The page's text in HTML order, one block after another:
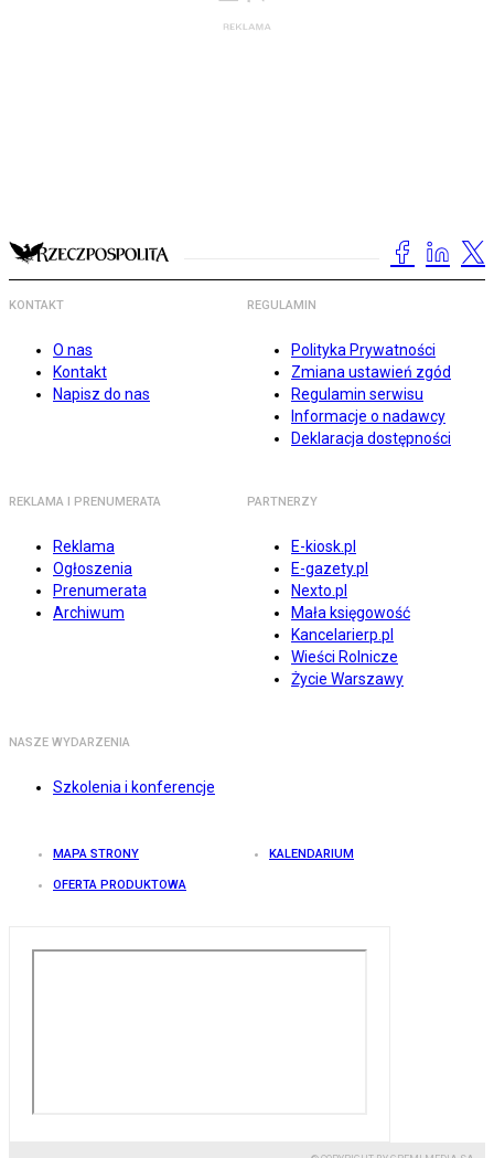
KONTAKT
O nas
Kontakt
Napisz do nas
REGULAMIN
Polityka Prywatności
Zmiana ustawień zgód
Regulamin serwisu
Informacje o nadawcy
Deklaracja dostępności
REKLAMA I PRENUMERATA
Reklama
Ogłoszenia
Prenumerata
Archiwum
PARTNERZY
E-kiosk.pl
E-gazety.pl
Nexto.pl
Mała księgowość
Kancelarierp.pl
Wieści Rolnicze
Życie Warszawy
NASZE WYDARZENIA
Szkolenia i konferencje
MAPA STRONY KALENDARIUM
OFERTA PRODUKTOWA